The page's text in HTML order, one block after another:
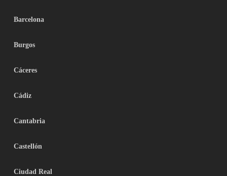
Barcelona
Burgos
Cáceres
Cádiz
Cantabria
Castellón
Ciudad Real